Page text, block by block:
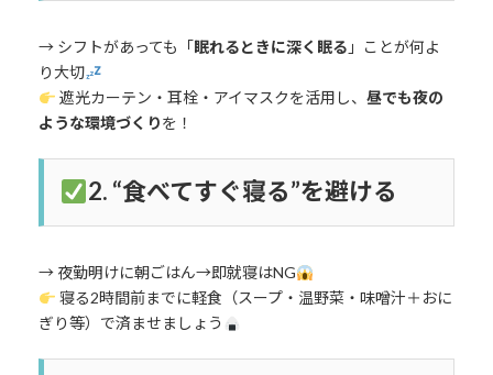
→ シフトがあっても「眠れるときに深く眠る 」ことが何よ
り大切
遮光カーテン・耳栓・アイマスクを活用し、 昼でも夜の
ような環境づくりを！
2. “食べてすぐ寝る”を避ける
→ 夜勤明けに朝ごはん→即就寝はNG
寝る2時間前までに軽食（スープ・温野菜・味噌汁＋おに
ぎり等）で済ませましょう